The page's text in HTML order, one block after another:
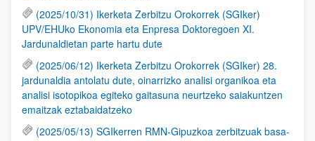
(2025/10/31) Ikerketa Zerbitzu Orokorrek (SGIker)
UPV/EHUko Ekonomia eta Enpresa Doktoregoen XI.
Jardunaldietan parte hartu dute
(2025/06/12) Ikerketa Zerbitzu Orokorrek (SGIker) 28.
jardunaldia antolatu dute, oinarrizko analisi organikoa eta
analisi isotopikoa egiteko gaitasuna neurtzeko saiakuntzen
emaitzak eztabaidatzeko
(2025/05/13) SGIkerren RMN-Gipuzkoa zerbitzuak basa-